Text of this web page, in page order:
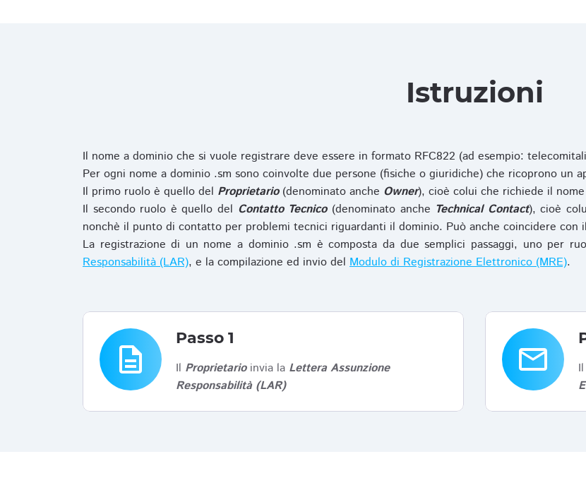
Istruzioni
Il nome a dominio che si vuole registrare deve essere in formato RFC822 (ad esempio:
Per ogni nome a dominio .sm sono coinvolte due persone (fisiche o giuridiche) che ricoprono un
Il primo ruolo è quello del Proprietario(denominato anche Owner), cioè colui che richiede il
Il secondo ruolo è quello del Contatto Tecnico(denominato anche Technical Contact), cioè
nonchè il punto di contatto per problemi tecnici riguardanti il dominio. Può anche coincidere con il
La registrazione di un nome a dominio .sm è composta da due semplici passaggi, uno per
Responsabilità (LAR), e la compilazione ed invio del Modulo di Registrazione Elettronico (MRE).
description
Passo 1
Il Proprietarioinvia la Lettera Assunzione
Responsabilità (LAR)
email Il